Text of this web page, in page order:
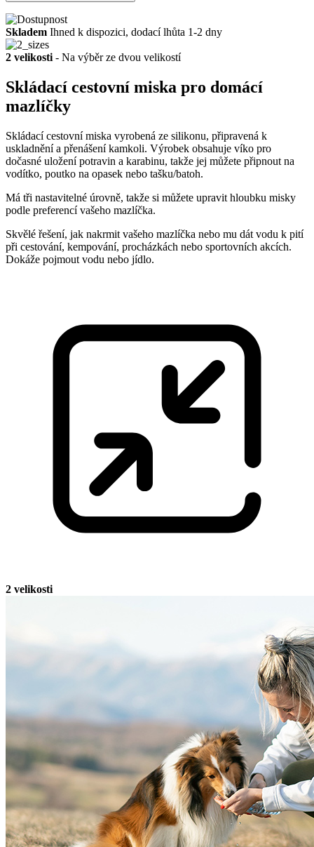
Skladem Ihned k dispozici, dodací lhůta 1-2 dny
2 velikosti - Na výběr ze dvou velikostí
Skládací cestovní miska pro domácí
mazlíčky
Skládací cestovní miska vyrobená ze silikonu, připravená k
uskladnění a přenášení kamkoli. Výrobek obsahuje víko pro
dočasné uložení potravin a karabinu, takže jej můžete připnout na
vodítko, poutko na opasek nebo tašku/batoh.
Má tři nastavitelné úrovně, takže si můžete upravit hloubku misky
podle preferencí vašeho mazlíčka.
Skvělé řešení, jak nakrmit vašeho mazlíčka nebo mu dát vodu k pití
při cestování, kempování, procházkách nebo sportovních akcích.
Dokáže pojmout vodu nebo jídlo.
2 velikosti